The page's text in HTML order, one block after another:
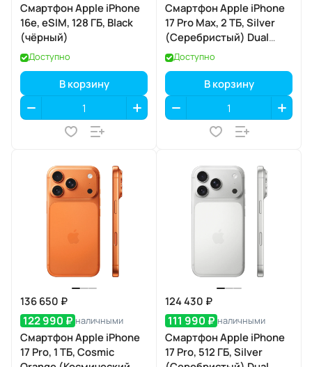
Смартфон Apple iPhone
16e, eSIM, 128 ГБ, Black
(чёрный)
Доступно
В корзину
Смартфон Apple iPhone
17 Pro Max, 2 ТБ, Silver
(Серебристый) Dual
eSIM
Доступно
В корзину
136 650 ₽
122 990 ₽ наличными
Смартфон Apple iPhone
17 Pro, 1 ТБ, Cosmic
124 430 ₽
111 990 ₽ наличными
Смартфон Apple iPhone
17 Pro, 512 ГБ, Silver